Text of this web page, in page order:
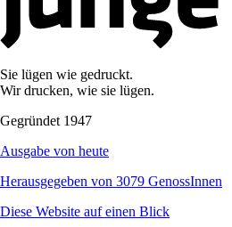
Sie lügen wie gedruckt.
Wir drucken, wie sie lügen.
Gegründet 1947
Ausgabe von heute
Herausgegeben von 3079 GenossInnen
Diese Website auf einen Blick